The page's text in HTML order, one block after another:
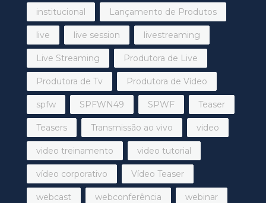
institucional Lançamento de Produtos
live live session livestreaming
Live Streaming Produtora de Live
Produtora de Tv Produtora de Vídeo
spfw SPFWN49 SPWF Teaser
Teasers Transmissão ao vivo video
video treinamento video tutorial
vídeo corporativo Vídeo Teaser
webcast webconferência webinar